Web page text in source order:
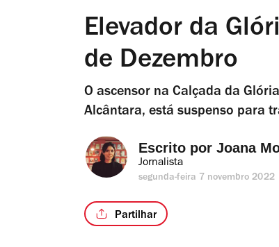
Elevador da
de Dezembro
O ascensor na Calçada da
Alcântara, está suspenso para
Escrito por Joana
Jornalista
segunda-feira 7 novembro 2022
Partilhar